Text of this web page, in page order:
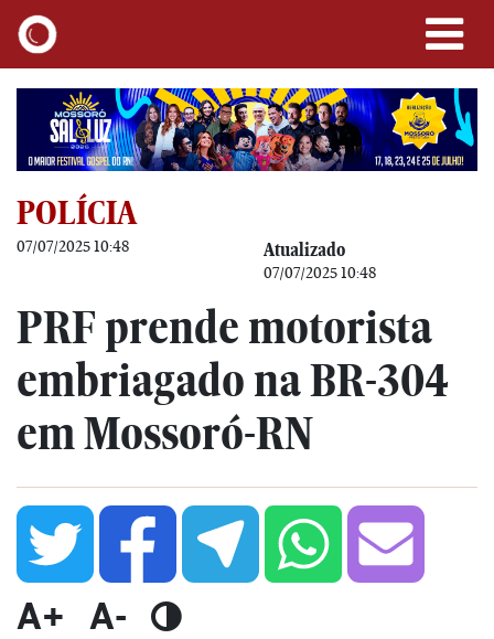
POLÍCIA
07/07/2025 10:48 Atualizado
07/07/2025 10:48
PRF prende motorista
embriagado na BR-304
em Mossoró-RN
A+ A-